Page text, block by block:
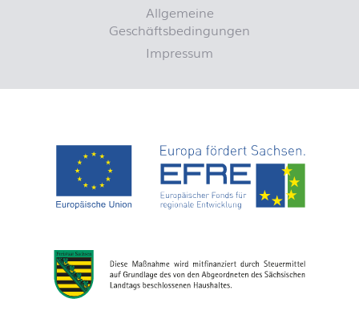
Allgemeine
Geschäftsbedingungen
Impressum